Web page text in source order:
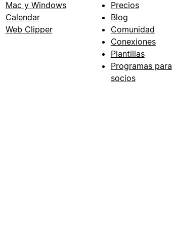
Mac y Windows
Calendar
Web Clipper
Precios
Blog
Comunidad
Conexiones
Plantillas
Programas para
socios